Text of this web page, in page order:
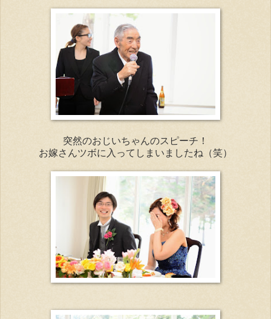
突然のおじいちゃんのスピーチ！
お嫁さんツボに入ってしまいましたね（笑）